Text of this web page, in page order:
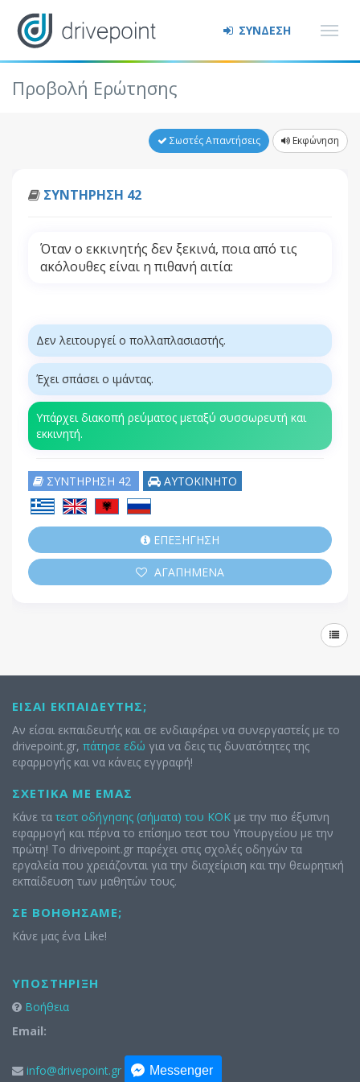
ΣΥΝΔΕΣΗ
Προβολή Ερώτησης
Σωστές Απαντήσεις Εκφώνηση
ΣΥΝΤΗΡΗΣΗ 42
Όταν ο εκκινητής δεν ξεκινά, ποια από τις
ακόλουθες είναι η πιθανή αιτία:
Δεν λειτουργεί ο πολλαπλασιαστής.
Έχει σπάσει ο ιμάντας.
Υπάρχει διακοπή ρεύματος μεταξύ συσσωρευτή και
εκκινητή.
ΣΥΝΤΗΡΗΣΗ 42 ΑΥΤΟΚΙΝΗΤΟ
ΕΠΕΞΗΓΗΣΗ
ΑΓΑΠΗΜΕΝΑ
ΕΊΣΑΙ ΕΚΠΑΙΔΕΥΤΉΣ;
Αν είσαι εκπαιδευτής και σε ενδιαφέρει να συνεργαστείς με το
drivepoint.gr, πάτησε εδώ για να δεις τις δυνατότητες της
εφαρμογής και να κάνεις εγγραφή!
ΣΧΕΤΙΚΆ ΜΕ ΕΜΆΣ
Κάνε τα τεστ οδήγησης (σήματα) του ΚΟΚ με την πιο έξυπνη
εφαρμογή και πέρνα το επίσημο τεστ του Υπουργείου με την
πρώτη! Το drivepoint.gr παρέχει στις σχολές οδηγών τα
εργαλεία που χρειάζονται για την διαχείριση και την θεωρητική
εκπαίδευση των μαθητών τους.
ΣΕ ΒΟΗΘΉΣΑΜΕ;
Κάνε μας ένα Like!
ΥΠΟΣΤΉΡΙΞΗ
Βοήθεια
Email:
info@drivepoint.gr Messenger